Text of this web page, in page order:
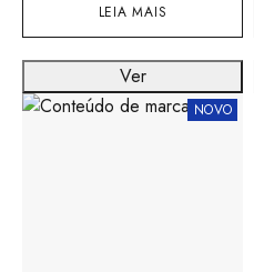
LEIA MAIS
NOVO
Ver